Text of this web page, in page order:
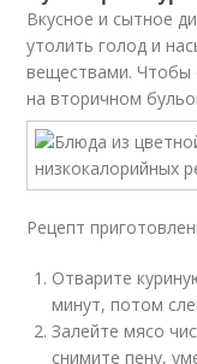
Вкусное и сытное
утолить голод и
веществами. Чтобы
на вторичном
Рецепт
Отварите
минут, потом
Залейте мясо
снимите пену,